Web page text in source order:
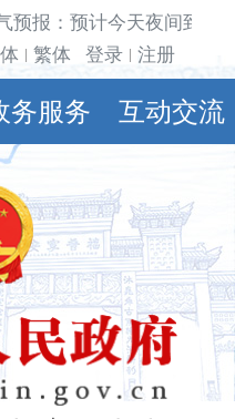
预报：预计今天夜间到
繁体 登录 注册
务服务 互动交流